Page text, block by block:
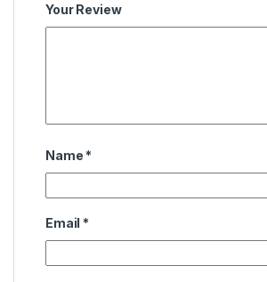
Your Review
Name *
Email *